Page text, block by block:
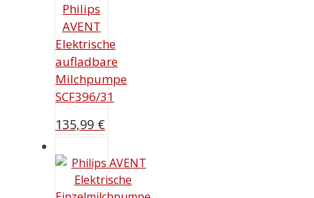
Philips
AVENT
Elektrische
aufladbare
Milchpumpe
SCF396/31
135,99 €